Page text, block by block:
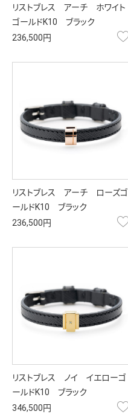
リストブレス アーチ ホワイト
ゴールドK10 ブラック
236,500円
リストブレス アーチ ローズゴ
ールドK10 ブラック
236,500円
リストブレス ノイ イエローゴ
ールドK10 ブラック
346,500円